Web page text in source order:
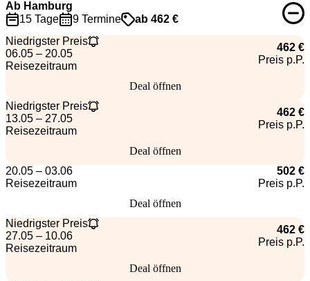
Ab Hamburg
15 Tage
9 Termine
ab 462 €
Niedrigster Preis
06.05 – 20.05
Reisezeitraum
462 €
Preis p.P.
Deal öffnen
Niedrigster Preis
13.05 – 27.05
Reisezeitraum
462 €
Preis p.P.
Deal öffnen
20.05 – 03.06
Reisezeitraum
502 €
Preis p.P.
Deal öffnen
Niedrigster Preis
27.05 – 10.06
Reisezeitraum
462 €
Preis p.P.
Deal öffnen